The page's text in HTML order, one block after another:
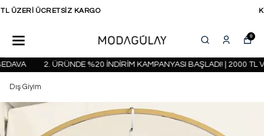
KAPIDA ÖDEME SEÇENEĞİ
0
2. ÜRÜNDE %20 İNDİRİM KAMPANYASI BAŞLADI! | 2000 TL VE
Dış Giyim